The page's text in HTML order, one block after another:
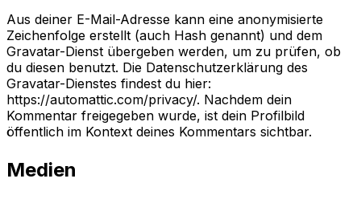
Aus deiner E-Mail-Adresse kann eine anonymisierte
Zeichenfolge erstellt (auch Hash genannt) und dem
Gravatar-Dienst übergeben werden, um zu prüfen, ob
du diesen benutzt. Die Datenschutzerklärung des
Gravatar-Dienstes findest du hier:
https://automattic.com/privacy/. Nachdem dein
Kommentar freigegeben wurde, ist dein Profilbild
öffentlich im Kontext deines Kommentars sichtbar.
Medien